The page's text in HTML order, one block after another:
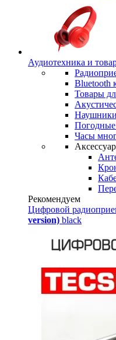
Аудиотехника и
Bluetooth
Товары
Наушники
Часы
Рекомендуем
Цифровой
version) black